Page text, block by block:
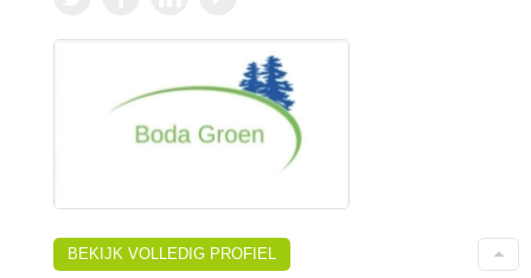
BEKIJK VOLLEDIG PROFIEL